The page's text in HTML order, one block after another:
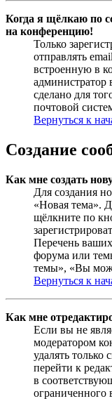
Когда я щёлкаю по
на конференцию!
Только
отправлять
встроенную в
администратор
сделано для
почтовой
Вернуться к
Создание
Как мне создать
Для создания
«Новая тема».
щёлкните по
Перечень
форума или
темы», «Вы
Вернуться к
Как мне
Если вы не
модератором
удалять
перейти к
в
ограниченного